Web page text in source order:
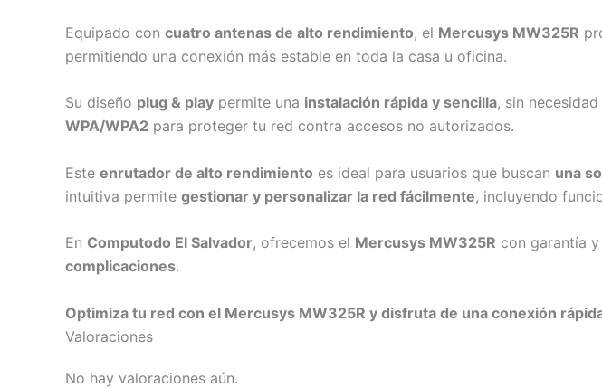
Equipado con cuatro antenas de alto rendimiento, el Mercusys MW325R
permitiendo una conexión más estable en toda la casa u oficina.
Su diseño plug & play permite una instalación rápida y sencilla, sin
WPA/WPA2 para proteger tu red contra accesos no autorizados.
Este enrutador de alto rendimiento es ideal para usuarios que buscan una
intuitiva permite gestionar y personalizar la red fácilmente, incluyendo
En Computodo El Salvador, ofrecemos el Mercusys MW325R con garantía
complicaciones.
Optimiza tu red con el Mercusys MW325R y disfruta de una conexión
Valoraciones
No hay valoraciones aún.